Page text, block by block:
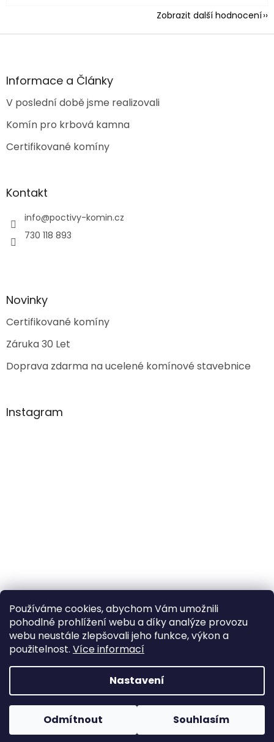
Používáme cookies, abychom Vám umožnili
pohodlné prohlížení webu a díky analýze provozu
webu neustále zlepšovali jeho funkce, výkon a
použitelnost. Více informací
Nastavení
Odmítnout Souhlasím
Zobrazit další hodnocení
Z
aInformace a Články
V poslední době jsme realizovali
Komín pro krbová kamna
Certifikované komíny
Kontakt
info@poctivy-komin.cz
730 118 893
Novinky
Certifikované komíny
Záruka 30 Let
Doprava zdarma na ucelené komínové stavebnice
Instagram
Sledovat na Instagramu
Vytvořil Shoptet
Copyright 2026Poctivý komín. Všechna práva
vyhrazena.
Upravit nastavení cookies